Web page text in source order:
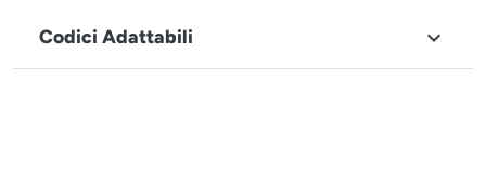
Codici Adattabili 